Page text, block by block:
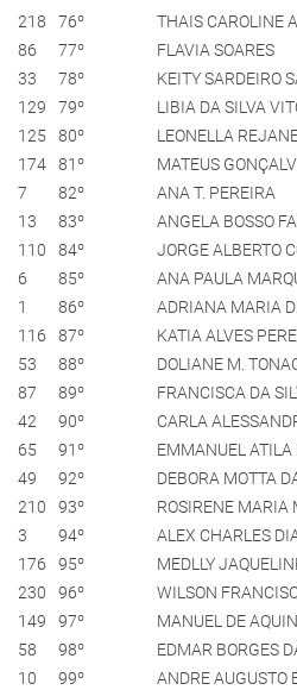
218
76º
THAIS CAROLINE
86
77º
FLAVIA SOARES
33
78º
KEITY SARDEIRO
129
79º
LIBIA DA SILVA
125
80º
LEONELLA
174
81º
MATEUS
7
82º
ANA T. PEREIRA
13
83º
ANGELA BOSSO
110
84º
JORGE ALBERTO
6
85º
ANA PAULA
1
86º
ADRIANA MARIA
116
87º
KATIA ALVES
53
88º
DOLIANE M.
87
89º
FRANCISCA DA
42
90º
CARLA
65
91º
EMMANUEL ATILA
49
92º
DEBORA MOTTA
210
93º
ROSIRENE MARIA
3
94º
ALEX CHARLES
176
95º
MEDLLY
230
96º
WILSON
149
97º
MANUEL DE
58
98º
EDMAR BORGES
10
99º
ANDRE AUGUSTO